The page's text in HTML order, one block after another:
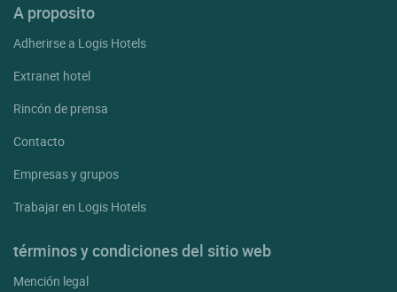
A proposito
Adherirse a Logis Hotels
Extranet hotel
Rincón de prensa
Contacto
Empresas y grupos
Trabajar en Logis Hotels
términos y condiciones del sitio web
Mención legal